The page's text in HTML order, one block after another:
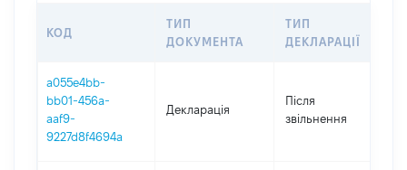
КОД
ТИП
ДОКУМЕНТА
ТИП
ДЕКЛАРАЦІЇ
a055e4bb-
bb01-456a-
aaf9-
9227d8f4694a
Декларація
Після
звільнення